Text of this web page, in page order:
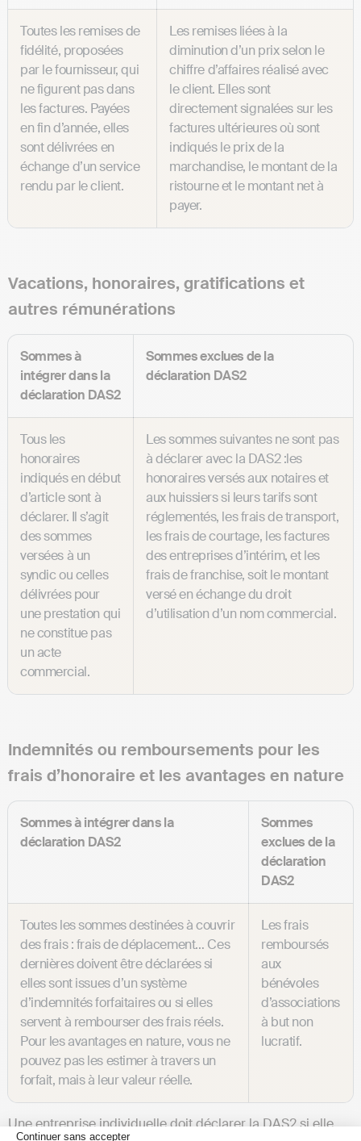
Continuer sans accepter
Toutes les remises de
fidélité, proposées
par le fournisseur, qui
ne figurent pas dans
les factures. Payées
en fin d’année, elles
sont délivrées en
échange d’un service
rendu par le client.
Les remises liées à la
diminution d’un prix selon le
chiffre d’affaires réalisé avec
le client. Elles sont
directement signalées sur les
factures ultérieures où sont
indiqués le prix de la
marchandise, le montant de la
ristourne et le montant net à
payer.
Vacations, honoraires, gratifications et
autres rémunérations
Sommes à
intégrer dans la
déclaration DAS2
Sommes exclues de la
déclaration DAS2
Tous les
honoraires
indiqués en début
d’article sont à
déclarer. Il s’agit
des sommes
versées à un
syndic ou celles
délivrées pour
une prestation qui
ne constitue pas
un acte
commercial.
Les sommes suivantes ne sont pas
à déclarer avec la DAS2 :les
honoraires versés aux notaires et
aux huissiers si leurs tarifs sont
réglementés, les frais de transport,
les frais de courtage, les factures
des entreprises d’intérim, et les
frais de franchise, soit le montant
versé en échange du droit
d’utilisation d’un nom commercial.
Indemnités ou remboursements pour les
frais d’honoraire et les avantages en nature
Sommes à intégrer dans la
déclaration DAS2
Sommes
exclues de la
déclaration
DAS2
Toutes les sommes destinées à couvrir
des frais : frais de déplacement… Ces
dernières doivent être déclarées si
elles sont issues d’un système
d’indemnités forfaitaires ou si elles
servent à rembourser des frais réels.
Pour les avantages en nature, vous ne
pouvez pas les estimer à travers un
forfait, mais à leur valeur réelle.
Les frais
remboursés
aux
bénévoles
d’associations
à but non
lucratif.
Une entreprise individuelle doit déclarer la DAS2 si elle